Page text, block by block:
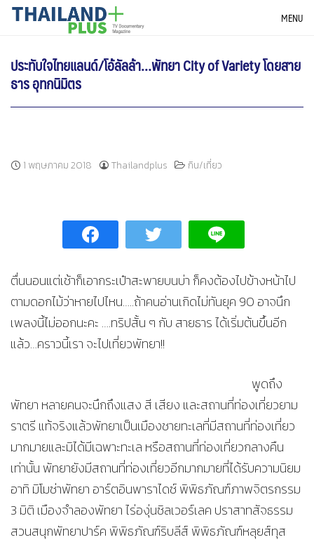
SkipTHAILANDPLUS NEWS MENU
ประทับใจไทยแลนด์/โอ้ลัลล้า…พัทยา City of Variety โดยสาย
ธาร อุทกนิมิตร
1 พฤษภาคม 2018 Thailandplus กิน/เที่ยว
ตื่นนอนแต่เช้าก็เอากระเป๋าสะพายบนบ่า ก็คงต้องไปข้างหน้าไป
ตามดอกไม้ว่าหายไปไหน…..ถ้าคนอ่านเกิดไม่ทันยุค 90 อาจนึก
เพลงนี้ไม่ออกนะคะ ….ทริปสั้น ๆ กับ สายธาร ได้เริ่มต้นขึ้นอีก
แล้ว…คราวนี้เรา จะไปเที่ยวพัทยา!!
พูดถึง
พัทยา หลายคนจะนึกถึงแสง สี เสียง และสถานที่ท่องเที่ยวยาม
ราตรี แท้จริงแล้วพัทยาเป็นเมืองชายทะเลที่มีสถานที่ท่องเที่ยว
มากมายและมิได้มีเฉพาะทะเล หรือสถานที่ท่องเที่ยวกลางคืน
เท่านั้น พัทยายังมีสถานที่ท่องเที่ยวอีกมากมายที่ได้รับความนิยม
อาทิ มิโมซ่าพัทยา อาร์ตอินพาราไดซ์ พิพิธภัณฑ์ภาพจิตรกรรม
3 มิติ เมืองจำลองพัทยา ไร่องุ่นซิลเวอร์เลค ปราสาทสัจธรรม
สวนสนุกพัทยาปาร์ค พิพิธภัณฑ์ริบลีส์ พิพิธภัณฑ์หลุยส์ทุส